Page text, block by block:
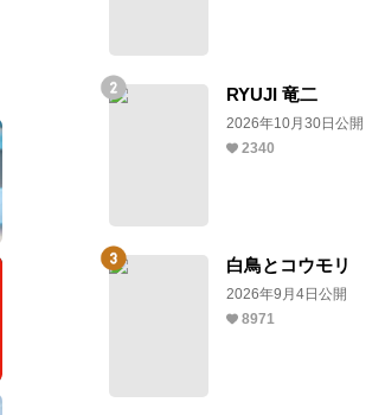
RYUJI 竜二
2026年10月30日公開
2340
白鳥とコウモリ
2026年9月4日公開
8971